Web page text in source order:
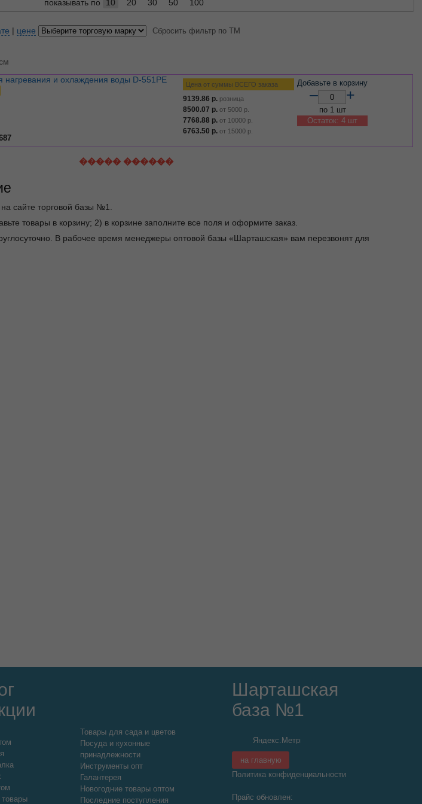
показывать по
10 20 30 50 100
| цене Сбросить фильтр по ТМ
нагревания и охлаждения воды D-551PE
Цена от суммы ВСЕГО заказа
9139.86 р. розница
8500.07 р. от 5000 р.
7768.88 р. от 10000 р.
6763.50 р. от 15000 р.
Добавьте в корзину
– +
по 1 шт
Остаток: 4 шт
����� ������
сайте торговой базы №1.
товары в корзину; 2) в корзине заполните все поля и оформите заказ.
В рабочее время менеджеры оптовой базы «Шарташская» вам перезвонят для
товары
Товары для сада и цветов
Посуда и кухонные
принадлежности
Инструменты опт
Галантерея
Новогодние товары оптом
Последние поступления
Шарташская
база №1
на главную
Политика конфиденциальности
Прайс обновлен: